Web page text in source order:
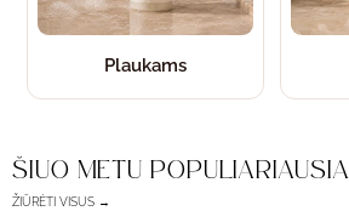
Plaukams
ŠIUO METU POPULIARIAUSIA
ŽIŪRĖTI VISUS →